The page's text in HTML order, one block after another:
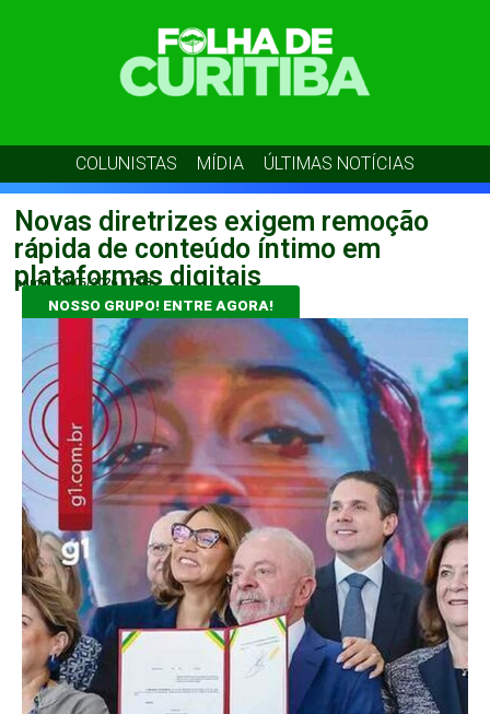
COLUNISTAS MÍDIA ÚLTIMAS NOTÍCIAS
Novas diretrizes exigem remoção
rápida de conteúdo íntimo em
plataformas digitais
admin 20/05/2026 17:08
NOSSO GRUPO! ENTRE AGORA!